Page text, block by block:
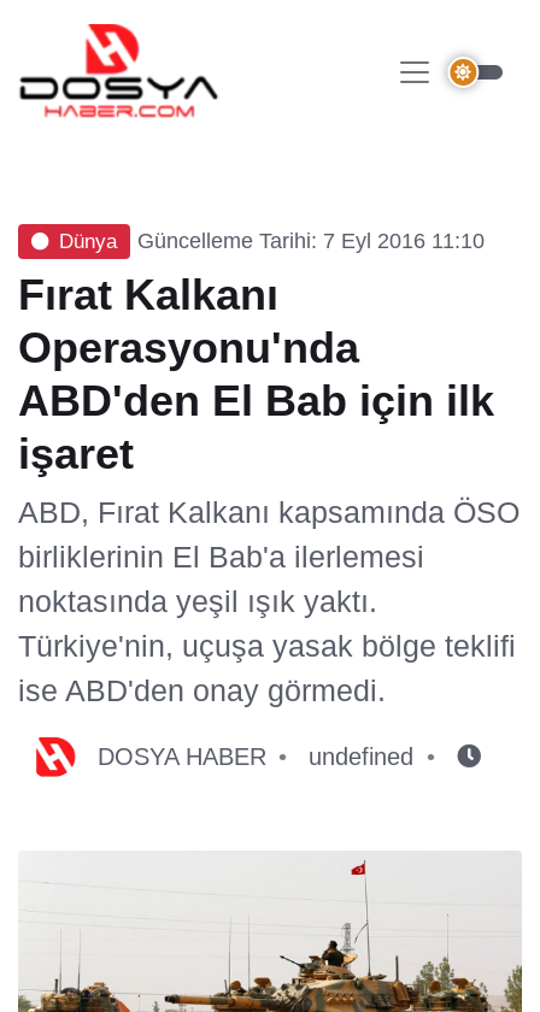
Dünya Güncelleme Tarihi: 7 Eyl 2016 11:10
Fırat Kalkanı
Operasyonu'nda
ABD'den El Bab için ilk
işaret
ABD, Fırat Kalkanı kapsamında ÖSO
birliklerinin El Bab'a ilerlemesi
noktasında yeşil ışık yaktı.
Türkiye'nin, uçuşa yasak bölge teklifi
ise ABD'den onay görmedi.
DOSYA HABER undefined